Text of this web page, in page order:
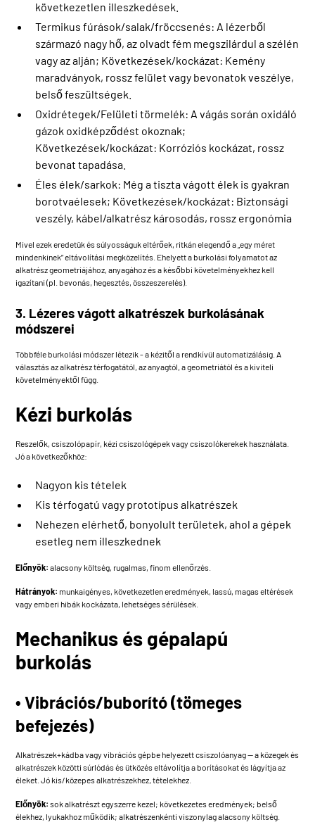
következetlen illeszkedések.
Termikus fúrások/salak/fröccsenés: A lézerből
származó nagy hő, az olvadt fém megszilárdul a szélén
vagy az alján; Következések/kockázat: Kemény
maradványok, rossz felület vagy bevonatok veszélye,
belső feszültségek.
Oxidrétegek/Felületi törmelék: A vágás során oxidáló
gázok oxidképződést okoznak;
Következések/kockázat: Korróziós kockázat, rossz
bevonat tapadása.
Éles élek/sarkok: Még a tiszta vágott élek is gyakran
borotvaélesek; Következések/kockázat: Biztonsági
veszély, kábel/alkatrész károsodás, rossz ergonómia
Mivel ezek eredetük és súlyosságuk eltérőek, ritkán elegendő a „egy méret
mindenkinek” eltávolítási megközelítés. Ehelyett a burkolási folyamatot az
alkatrész geometriájához, anyagához és a későbbi követelményekhez kell
igazítani (pl. bevonás, hegesztés, összeszerelés).
3. Lézeres vágott alkatrészek burkolásának
módszerei
Többféle burkolási módszer létezik - a kézitől a rendkívül automatizálásig. A
választás az alkatrész térfogatától, az anyagtól, a geometriától és a kiviteli
követelményektől függ.
Kézi burkolás
Reszelők, csiszolópapír, kézi csiszológépek vagy csiszolókerekek használata.
Jó a következőkhöz:
Nagyon kis tételek
Kis térfogatú vagy prototípus alkatrészek
Nehezen elérhető, bonyolult területek, ahol a gépek
esetleg nem illeszkednek
Előnyök: alacsony költség, rugalmas, finom ellenőrzés.
Hátrányok: munkaigényes, következetlen eredmények, lassú, magas eltérések
vagy emberi hibák kockázata, lehetséges sérülések.
Mechanikus és gépalapú
burkolás
• Vibrációs/buborító (tömeges
befejezés)
Alkatrészek+kádba vagy vibrációs gépbe helyezett csiszolóanyag — a közegek és
alkatrészek közötti súrlódás és ütközés eltávolítja a borításokat és lágyítja az
éleket. Jó kis/közepes alkatrészekhez, tételekhez.
Előnyök: sok alkatrészt egyszerre kezel; következetes eredmények; belső
élekhez, lyukakhoz működik; alkatrészenkénti viszonylag alacsony költség.